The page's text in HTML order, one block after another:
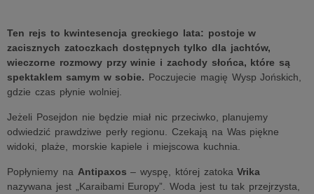
Ten rejs to kwintesencja greckiego lata: postoje w
zacisznych zatoczkach dostępnych tylko dla jachtów,
wieczorne rozmowy przy winie i zachody słońca, które są
spektaklem samym w sobie. Poczujecie magię Wysp Jońskich,
gdzie czas płynie wolniej.
Jeżeli Posejdon nie będzie miał nic przeciwko, planujemy
odwiedzić prawdziwe perły regionu. Czekają na Was piękne
widoki, plaże, morskie kapiele i miejscowa kuchnia.
Popłyniemy na Antipaxos – wyspę, której zatokaVrika
nazywana jest „Karaibami Europy”. Woda jest tu tak przejrzysta,